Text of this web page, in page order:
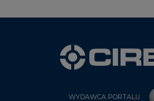
WYDAWCA PORTALU